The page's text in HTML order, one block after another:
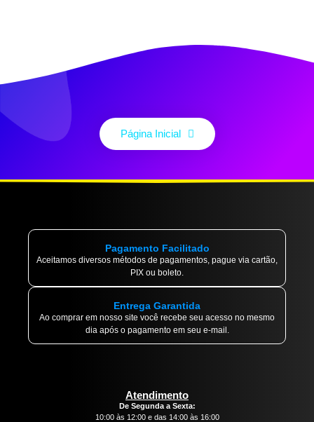
Página Inicial
Pagamento Facilitado
Aceitamos diversos métodos de pagamentos, pague via cartão,
PIX ou boleto.
Entrega Garantida
Ao comprar em nosso site você recebe seu acesso no mesmo
dia após o pagamento em seu e-mail.
Atendimento
De Segunda a Sexta:
10:00 às 12:00 e das 14:00 às 16:00